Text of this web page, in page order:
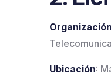
Organización
Ubicación: